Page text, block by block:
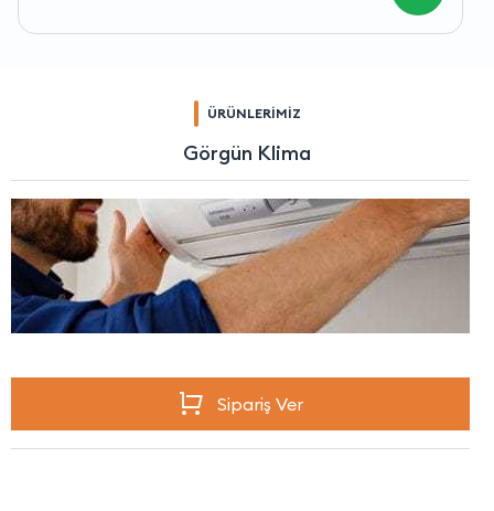
ÜRÜNLERİMİZ
Görgün Klima
Sipariş Ver